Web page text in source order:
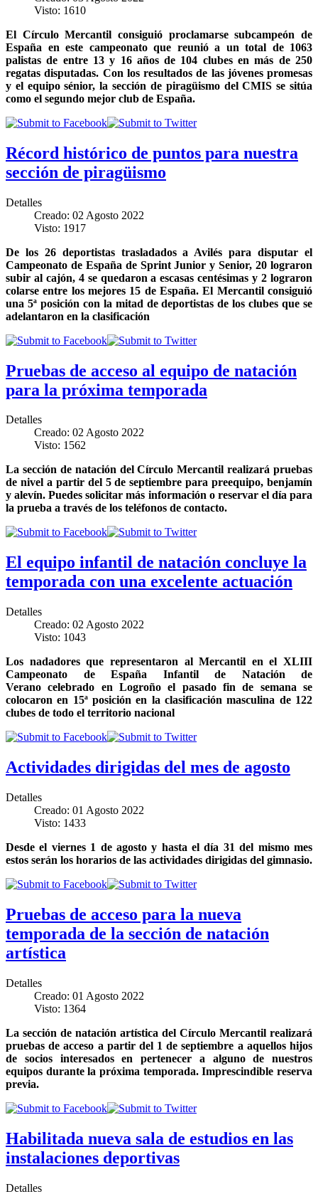
Visto: 1610
El Círculo Mercantil consiguió proclamarse subcampeón de
España en este campeonato que reunió a un total de 1063
palistas de entre 13 y 16 años de 104 clubes en más de 250
regatas disputadas. Con los resultados de las jóvenes promesas
y el equipo sénior, la sección de piragüismo del CMIS se sitúa
como el segundo mejor club de España.
Récord histórico de puntos para nuestra
sección de piragüismo
Detalles
Creado: 02 Agosto 2022
Visto: 1917
De los 26 deportistas trasladados a Avilés para disputar el
Campeonato de España de Sprint Junior y Senior, 20 lograron
subir al cajón, 4 se quedaron a escasas centésimas y 2 lograron
colarse entre los mejores 15 de España. El Mercantil consiguió
una 5ª posición con la mitad de deportistas de los clubes que se
adelantaron en la clasificación
Pruebas de acceso al equipo de natación
para la próxima temporada
Detalles
Creado: 02 Agosto 2022
Visto: 1562
La sección de natación del Círculo Mercantil realizará pruebas
de nivel a partir del 5 de septiembre para preequipo, benjamín
y alevín. Puedes solicitar más información o reservar el día para
la prueba a través de los teléfonos de contacto.
El equipo infantil de natación concluye la
temporada con una excelente actuación
Detalles
Creado: 02 Agosto 2022
Visto: 1043
Los nadadores que representaron al Mercantil en el XLIII
Campeonato de España Infantil de Natación de
Verano celebrado en Logroño el pasado fin de semana se
colocaron en 15ª posición en la clasificación masculina de 122
clubes de todo el territorio nacional
Actividades dirigidas del mes de agosto
Detalles
Creado: 01 Agosto 2022
Visto: 1433
Desde el viernes 1 de agosto y hasta el día 31 del mismo mes
estos serán los horarios de las actividades dirigidas del gimnasio.
Pruebas de acceso para la nueva
temporada de la sección de natación
artística
Detalles
Creado: 01 Agosto 2022
Visto: 1364
La sección de natación artística del Círculo Mercantil realizará
pruebas de acceso a partir del 1 de septiembre a aquellos hijos
de socios interesados en pertenecer a alguno de nuestros
equipos durante la próxima temporada. Imprescindible reserva
previa.
Habilitada nueva sala de estudios en las
instalaciones deportivas
Detalles